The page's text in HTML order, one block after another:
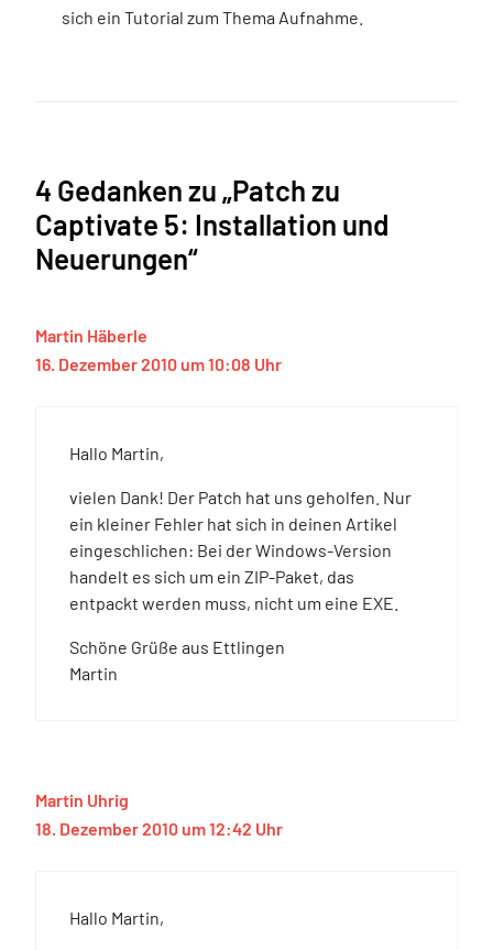
sich ein Tutorial zum Thema Aufnahme.
4 Gedanken zu „Patch zu
Captivate 5: Installation und
Neuerungen“
Martin Häberle
16. Dezember 2010 um 10:08 Uhr
Hallo Martin,
vielen Dank! Der Patch hat uns geholfen. Nur
ein kleiner Fehler hat sich in deinen Artikel
eingeschlichen: Bei der Windows-Version
handelt es sich um ein ZIP-Paket, das
entpackt werden muss, nicht um eine EXE.
Schöne Grüße aus Ettlingen
Martin
Martin Uhrig
18. Dezember 2010 um 12:42 Uhr
Hallo Martin,